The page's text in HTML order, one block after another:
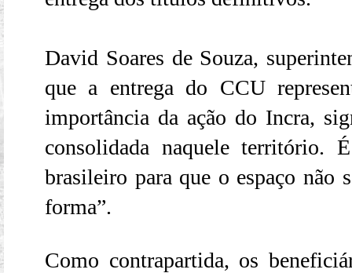
David Soares de Souza,
que a entrega do CCU
importância da ação do Incra,
consolidada naquele território.
brasileiro para que o espaço não
forma”.
Como contrapartida, os